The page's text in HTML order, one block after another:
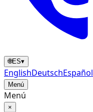
🌐ES▾
EnglishDeutschEspañol
Menú
Menú
×